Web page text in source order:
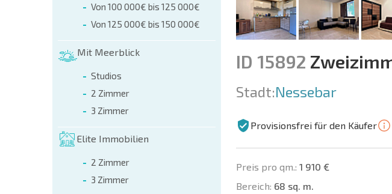
Von 100 000€ bis 125 000€
Von 125 000€ bis 150 000€
Mit Meerblick
Studios
2 Zimmer
3 Zimmer
Elite Immobilien
2 Zimmer
3 Zimmer
ID 15892
Stadt:Nessebar
Provisionsfrei für den Käufer
Preis pro qm.: 1 910 €
Bereich: 68 sq. m.